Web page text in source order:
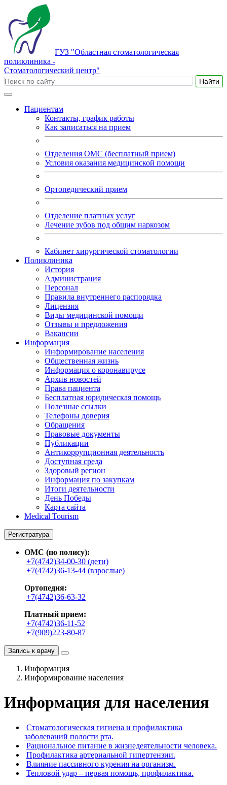
ГУЗ "Областная стоматологическая
поликлиника -
Стоматологический центр"
Пациентам
Контакты, график работы
Как записаться на прием
Отделения ОМС (бесплатный прием)
Условия оказания медицинской помощи
Ортопедический прием
Отделение платных услуг
Лечение зубов под общим наркозом
Кабинет хирургической стоматологии
Поликлиника
История
Администрация
Персонал
Правила внутреннего распорядка
Лицензия
Виды медицинской помощи
Отзывы и предложения
Вакансии
Информация
Информирование населения
Общественная жизнь
Информация о коронавирусе
Архив новостей
Права пациента
Бесплатная юридическая помощь
Полезные ссылки
Телефоны доверия
Обращения
Правовые документы
Публикации
Антикоррупционная деятельность
Доступная среда
Здоровый регион
Информация по закупкам
Итоги деятельности
День Победы
Карта сайта
Medical Tourism
Регистратура
ОМС (по полису):
+7(4742)34-00-30 (дети)
+7(4742)36-13-44 (взрослые)
Ортопедия:
+7(4742)36-63-32
Платный прием:
+7(4742)36-11-52
+7(909)223-80-87
Запись к врачу
Информация
Информирование населения
Информация для населения
Стоматологическая гигиена и профилактика
заболеваний полости рта.
Рациональное питание в жизнедеятельности человека.
Профилактика артериальной гипертензии.
Влияние пассивного курения на организм.
Тепловой удар – первая помощь, профилактика.